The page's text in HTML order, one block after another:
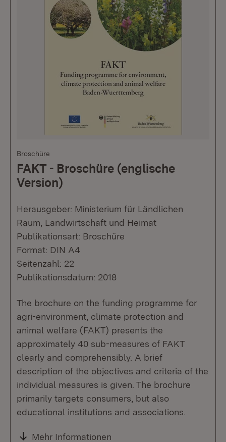
Broschüre
FAKT - Broschüre (englische
Version)
Herausgeber: Ministerium für Ländlichen
Raum, Landwirtschaft und Heimat
Publikationsart: Broschüre
Format: DIN A4
Seitenzahl: 22
Publikationsdatum: 2018
The brochure on the funding programme for
agri-environment, climate protection and
animal welfare (FAKT) presents the
approximately 40 sub-measures of FAKT
clearly and comprehensibly. A brief
description of the objectives and criteria of the
individual measures is given. The brochure
primarily targets consumers, but also
educational institutions and associations.
Mehr Informationen